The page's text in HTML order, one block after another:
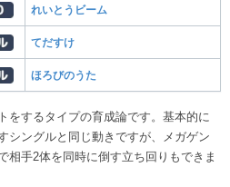
れいとうビーム
てだすけ
ほろびのうた
をするタイプの育成論です。基本的に
シングルと同じ動きですが、メガゲン
相手2体を同時に倒す立ち回りもできま